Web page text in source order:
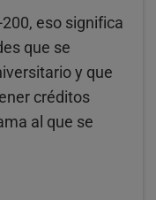
eso significa
que se
y que
créditos
al que se